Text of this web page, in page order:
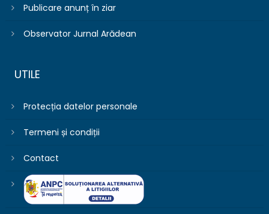
Publicare anunț în ziar
Observator Jurnal Arădean
UTILE
Protecția datelor personale
Termeni și condiții
Contact